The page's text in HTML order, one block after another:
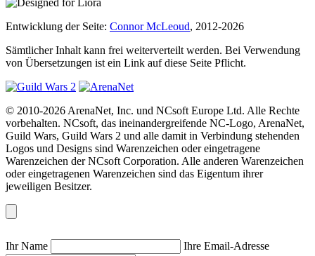
Entwicklung der Seite: Connor McLeoud, 2012-2026
Sämtlicher Inhalt kann frei weiterverteilt werden. Bei Verwendung
von Übersetzungen ist ein Link auf diese Seite Pflicht.
© 2010-2026 ArenaNet, Inc. und NCsoft Europe Ltd. Alle Rechte
vorbehalten. NCsoft, das ineinandergreifende NC-Logo, ArenaNet,
Guild Wars, Guild Wars 2 und alle damit in Verbindung stehenden
Logos und Designs sind Warenzeichen oder eingetragene
Warenzeichen der NCsoft Corporation. Alle anderen Warenzeichen
oder eingetragenen Warenzeichen sind das Eigentum ihrer
jeweiligen Besitzer.
Ihr Name Ihre Email-Adresse